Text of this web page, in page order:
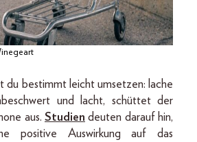
du bestimmt leicht umsetzen: lache
und lacht, schüttet der
aus. Studien deuten darauf hin,
positive Auswirkung auf das